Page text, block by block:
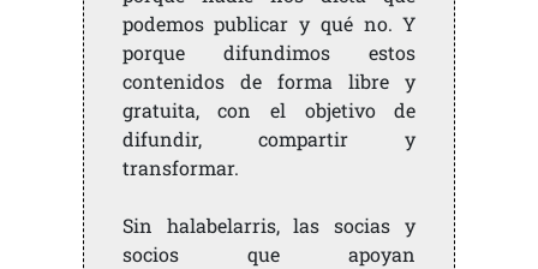
podemos publicar y qué no. Y
porque difundimos estos
contenidos de forma libre y
gratuita, con el objetivo de
difundir, compartir y
transformar.
Sin halabelarris, las socias y
socios que apoyan